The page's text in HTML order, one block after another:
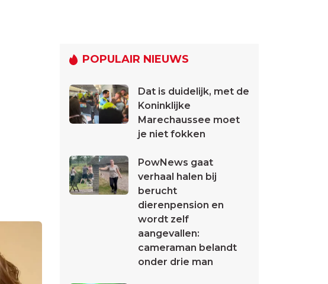
POPULAIR NIEUWS
Dat is duidelijk, met de
Koninklijke
Marechaussee moet
je niet fokken
PowNews gaat
verhaal halen bij
berucht
dierenpension en
wordt zelf
aangevallen:
cameraman belandt
onder drie man